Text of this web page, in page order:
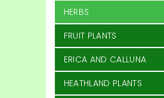
HERBS
FRUIT PLANTS
ERICA AND CALLUNA
HEATHLAND PLANTS